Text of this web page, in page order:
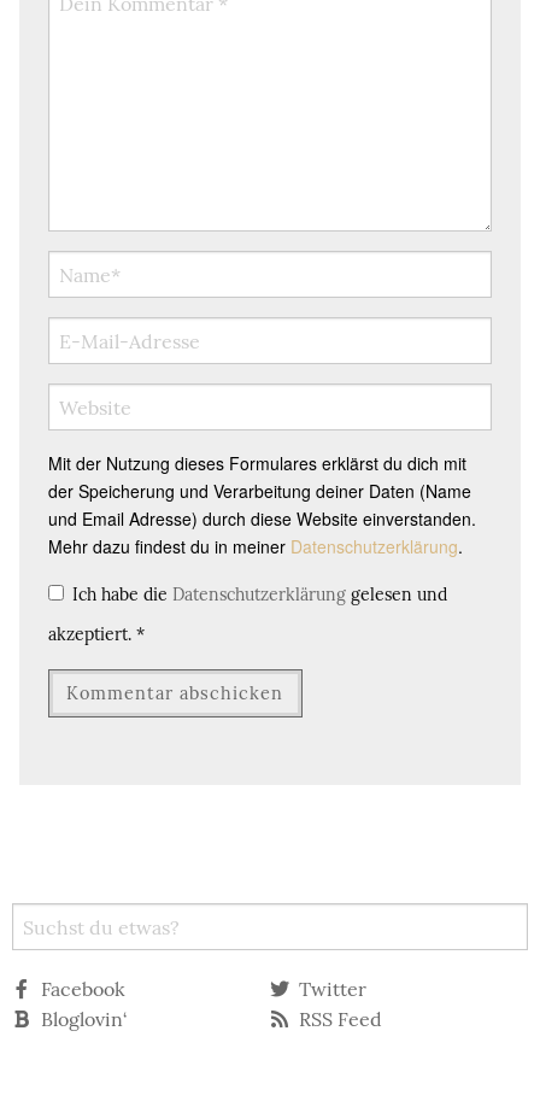
Mit der Nutzung dieses Formulares erklärst du dich mit
der Speicherung und Verarbeitung deiner Daten (Name
und Email Adresse) durch diese Website einverstanden.
Mehr dazu findest du in meiner Datenschutzerklärung.
Ich habe die Datenschutzerklärung gelesen und
akzeptiert. *
Facebook
Twitter
Bloglovin‘
RSS Feed